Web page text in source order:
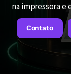
na impressora e
Contato